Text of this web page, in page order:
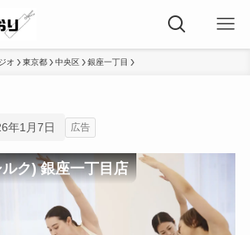
オ 東京都 中央区 銀座一丁目
年1月7日 広告
ク) 銀座一丁目店